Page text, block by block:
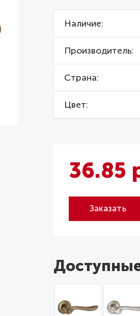
Наличие
Производитель
Страна
Цвет
36.85
Заказать